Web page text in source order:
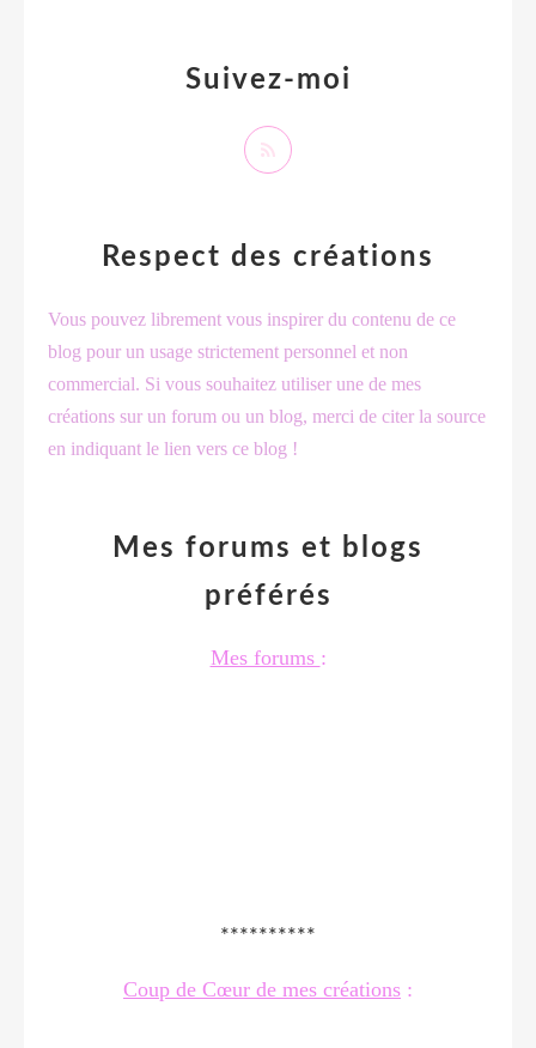
Suivez-moi
Respect des créations
Vous pouvez librement vous inspirer du contenu de ce
blog pour un usage strictement personnel et non
commercial. Si vous souhaitez utiliser une de mes
créations sur un forum ou un blog, merci de citer la source
en indiquant le lien vers ce blog !
Mes forums et blogs
préférés
Mes forums :
**********
Coup de Cœur de mes créations :